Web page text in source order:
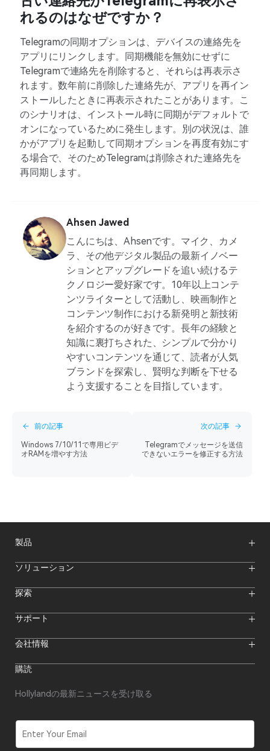
れるのはなぜですか？
Telegramの同期オプションは、デバイスの連絡先を
アプリにリンクします。同期機能を無効にせずに
Telegramで連絡先を削除すると、それらは再表示さ
れます。数年前に削除した連絡先が、アプリを再イン
ストールしたときに再表示されたことがあります。こ
のシナリオは、インストール時に同期がデフォルトで
オンになっているために発生します。別の状況は、誰
かがアプリを起動して同期オプションを再度有効にす
る場合で、そのためTelegramは削除された連絡先を
再同期します。
Ahsen Jawed
こんにちは、Ahsenです。マイク、カメ
ラ、その他デジタル製品の最新イノベー
ションとアップグレードを追い続けるテ
クノロジー愛好家です。10年以上コンテ
ンツライターとして活動し、映画制作と
コンテンツ制作における新発明と新技術
を紹介するのが好きです。長年の経験と
知識に裏打ちされた、シンプルで分かり
やすいコンテンツを通じて、読者が人気
ブランドを探索し、賢明な判断を下せる
よう支援することを目指しています。
前の記事
Windows 7/10/11で専用ビデ
オRAMを増やす方法
次の記事
Telegramでメッセージを送信
できないエラーを修正する方法
製品
ワイヤレスマイク
インターカムシステム
カメラモニター
ストリーミングカメラ
ソリューション
ワイヤレスインターカムシステム
探索
オンラインイベント
Hollylandブログ
クリエイター向けリソース
ニュースルーム
ビデオセンター
サポート
ダウンロード
購入先
代理店になる
修理状況の確認
会社情報
フォーラム
お問い合わせ
コンプライアンス
ソフトウェア更新
購読
Hollylandの最新ニュースを受け取る
E
m